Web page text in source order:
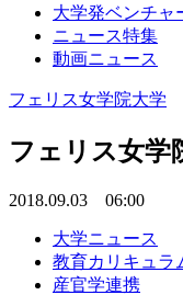
大学発ベンチャ
ニュース特集
動画ニュース
フェリス女学院大学
フェリス女学
2018.09.03 06:00
大学ニュース
教育カリキュラ
産官学連携